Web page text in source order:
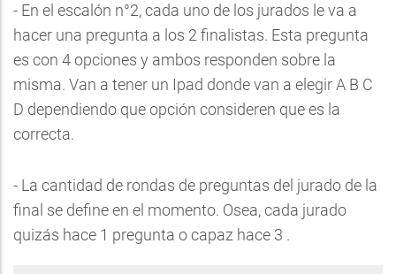
- En el escalón n°2, cada uno de los jurados le va a
hacer una pregunta a los 2 finalistas. Esta pregunta
es con 4 opciones y ambos responden sobre la
misma. Van a tener un Ipad donde van a elegir A B C
D dependiendo que opción consideren que es la
correcta.
- La cantidad de rondas de preguntas del jurado de la
final se define en el momento. Osea, cada jurado
quizás hace 1 pregunta o capaz hace 3 .